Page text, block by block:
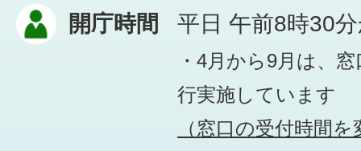
開庁時間 平日 午前8時30
・4月から9月は、
行実施しています
（窓口の受付時間